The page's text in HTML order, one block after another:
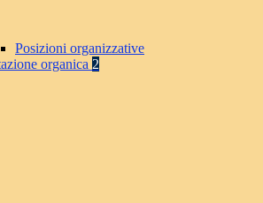
Posizioni organizzative
organica 2